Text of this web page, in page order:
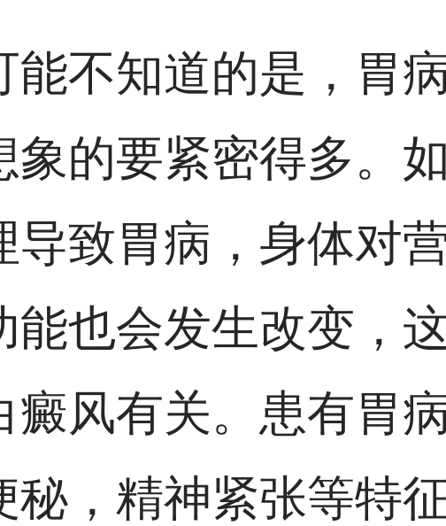
能不知道的是，胃
象的要紧密得多。
导致胃病，身体对
能也会发生改变，
癜风有关。患有胃
秘，精神紧张等特